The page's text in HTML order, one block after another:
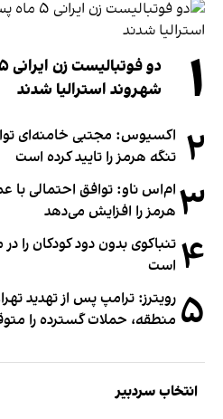
۱
شهروند استرالیا شدند
۲ اکسیوس: مجتبی خامنه‌ای
تنگه هرمز را تایید کرده است
۳ ام‌اس ناو: توافق احتمالی با
هرمز را افزایش می‌دهد
۴ تنباکوی بدون دود کودکان را در
است
۵ رویترز: ترامپ پس از تهدید
منطقه، حملات گسترده را
انتخاب سردبیر